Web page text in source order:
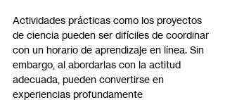
Actividades prácticas como los proyectos
de ciencia pueden ser difíciles de coordinar
con un horario de aprendizaje en línea. Sin
embargo, al abordarlas con la actitud
adecuada, pueden convertirse en
experiencias profundamente